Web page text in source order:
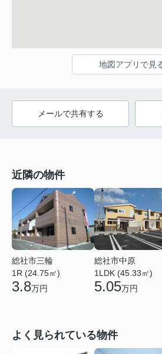
地図アプリで見
メールで共有する
近隣の物件
総社市三輪
1R (24.75㎡)
3.8万円
総社市中原
1LDK (45.33㎡)
5.05万円
よく見られている物件